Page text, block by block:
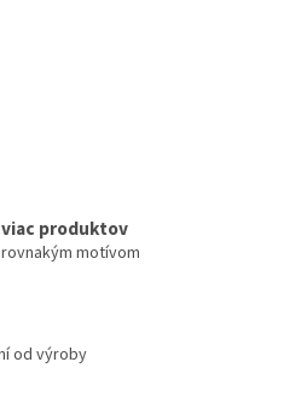
produktov
motívom
od výroby